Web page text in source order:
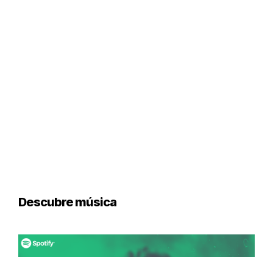
Descubre música